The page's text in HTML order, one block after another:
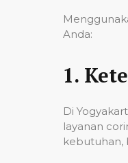
Anda:
1.
Di
layanan
kebutuhan,